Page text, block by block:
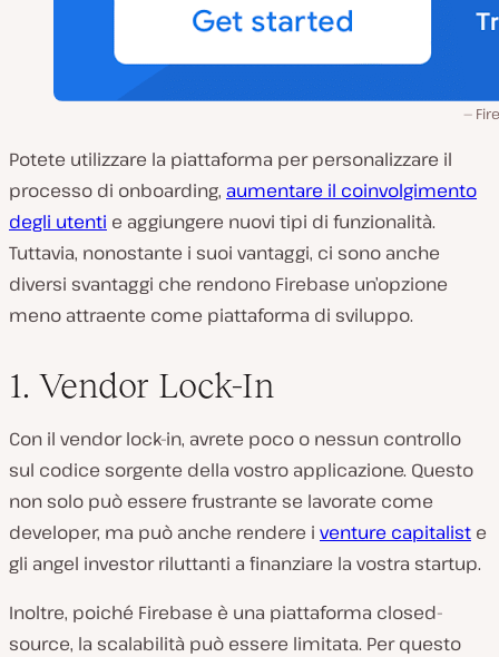
Potete utilizzare la piattaforma per personalizzare il
processo di onboarding, aumentare il coinvolgimento
degli utenti e aggiungere nuovi tipi di funzionalità.
Tuttavia, nonostante i suoi vantaggi, ci sono anche
diversi svantaggi che rendono Firebase un’opzione
meno attraente come piattaforma di sviluppo.
1. Vendor Lock-In
Con il vendor lock-in, avrete poco o nessun controllo
sul codice sorgente della vostro applicazione. Questo
non solo può essere frustrante se lavorate come
developer, ma può anche rendere i venture capitalist e
gli angel investor riluttanti a finanziare la vostra startup.
Inoltre, poiché Firebase è una piattaforma closed-
source, la scalabilità può essere limitata. Per questo